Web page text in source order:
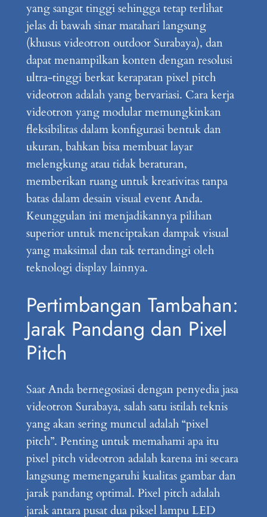
yang sangat tinggi sehingga tetap terlihat
jelas di bawah sinar matahari langsung
(khusus videotron outdoor Surabaya), dan
dapat menampilkan konten dengan resolusi
ultra-tinggi berkat kerapatan pixel pitch
videotron adalah yang bervariasi. Cara kerja
videotron yang modular memungkinkan
fleksibilitas dalam konfigurasi bentuk dan
ukuran, bahkan bisa membuat layar
melengkung atau tidak beraturan,
memberikan ruang untuk kreativitas tanpa
batas dalam desain visual event Anda.
Keunggulan ini menjadikannya pilihan
superior untuk menciptakan dampak visual
yang maksimal dan tak tertandingi oleh
teknologi display lainnya.
Pertimbangan Tambahan:
Jarak Pandang dan Pixel
Pitch
Saat Anda bernegosiasi dengan penyedia jasa
videotron Surabaya, salah satu istilah teknis
yang akan sering muncul adalah “pixel
pitch”. Penting untuk memahami apa itu
pixel pitch videotron adalah karena ini secara
langsung memengaruhi kualitas gambar dan
jarak pandang optimal. Pixel pitch adalah
jarak antara pusat dua piksel lampu LED